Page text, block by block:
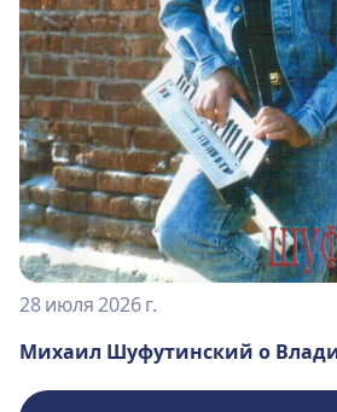
28 июля 2026 г.
Михаил Шуфутинский о